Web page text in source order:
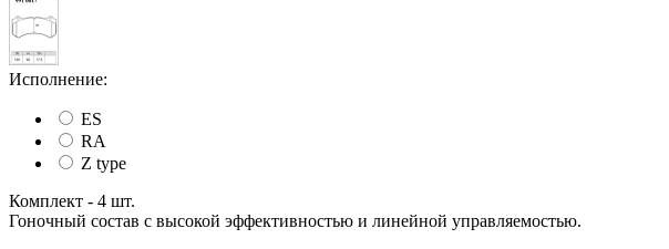
Исполнение:
ES
RA
Z type
Комплект - 4 шт.
Гоночный состав с высокой эффективностью и линейной управляемостью.